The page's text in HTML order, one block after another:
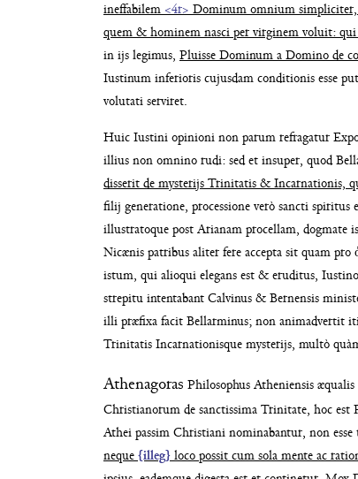
ineffabilem <4r> Dominum omnium simpliciter,
quem & hominem nasci per virginem voluit: qui
in ijs legimus, Pluisse Dominum a Domino de
Iustinum inferioris cujusdam conditionis esse pu
volutati serviret.
Huic Iustini opinioni non parum refragatur
illius non omnino rudi: sed et insuper, quod
disserit de mysterijs Trinitatis & Incarnationis,
filij generatione, processione verò sancti spiritus
illustratoque post Arianam procellam, dogmate
Nicænis patribus aliter fere accepta sit quam pro
istum, qui alioqui elegans est & eruditus,
strepitu intentabant Calvinus & Bernensis
illi præfixa facit Bellarminus; non animadvertit
Trinitatis Incarnationisque mysterijs, multò
Athenagoras Philosophus Atheniensis
Christianorum de sanctissima Trinitate, hoc est
Athei passim Christiani nominabantur, non esse
neque {illeg} loco possit cum sola mente ac